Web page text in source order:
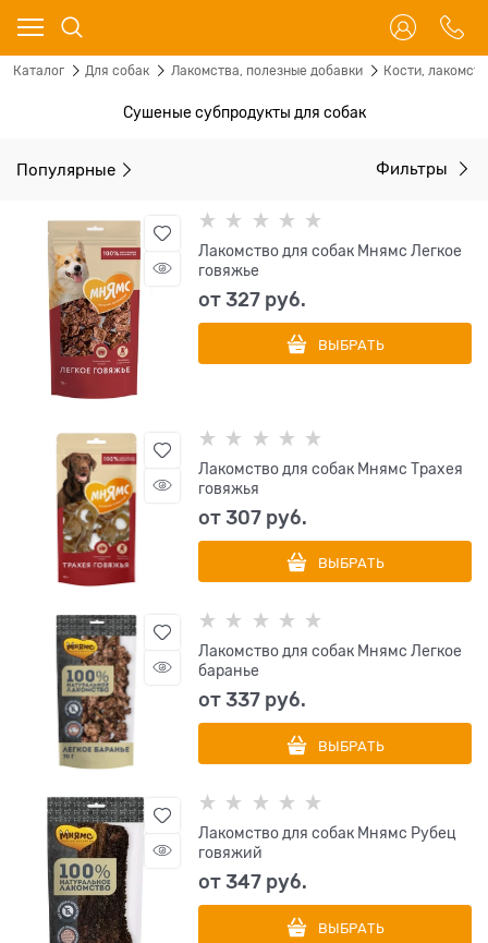
Каталог Для собак Лакомства, полезные добавки Кости,
Сушеные субпродукты для собак
Популярные Фильтры
Лакомство для собак Мнямс Легкое
говяжье
от327 руб.
ВЫБРАТЬ
Лакомство для собак Мнямс Трахея
говяжья
от307 руб.
ВЫБРАТЬ
Лакомство для собак Мнямс Легкое
баранье
от337 руб.
ВЫБРАТЬ
Лакомство для собак Мнямс Рубец
говяжий
от347 руб.
ВЫБРАТЬ